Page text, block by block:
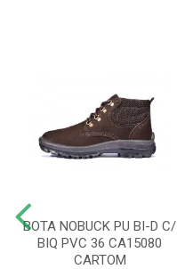
BOTA NOBUCK PU BI-D C/
BIQ PVC 36 CA15080
CARTOM